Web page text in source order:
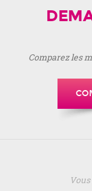
Comparez les